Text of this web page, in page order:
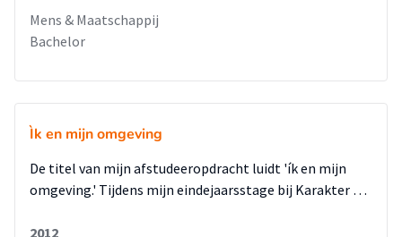
Mens & Maatschappij
Bachelor
Ìk en mijn omgeving
De titel van mijn afstudeeropdracht luidt 'ík en mijn
omgeving.' Tijdens mijn eindejaarsstage bij Karakter …
2012